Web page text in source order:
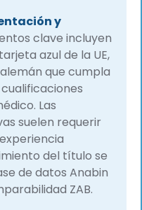
y
clave incluyen
azul de la UE,
que cumpla
Las
suelen requerir
del título se
de datos Anabin
ZAB.